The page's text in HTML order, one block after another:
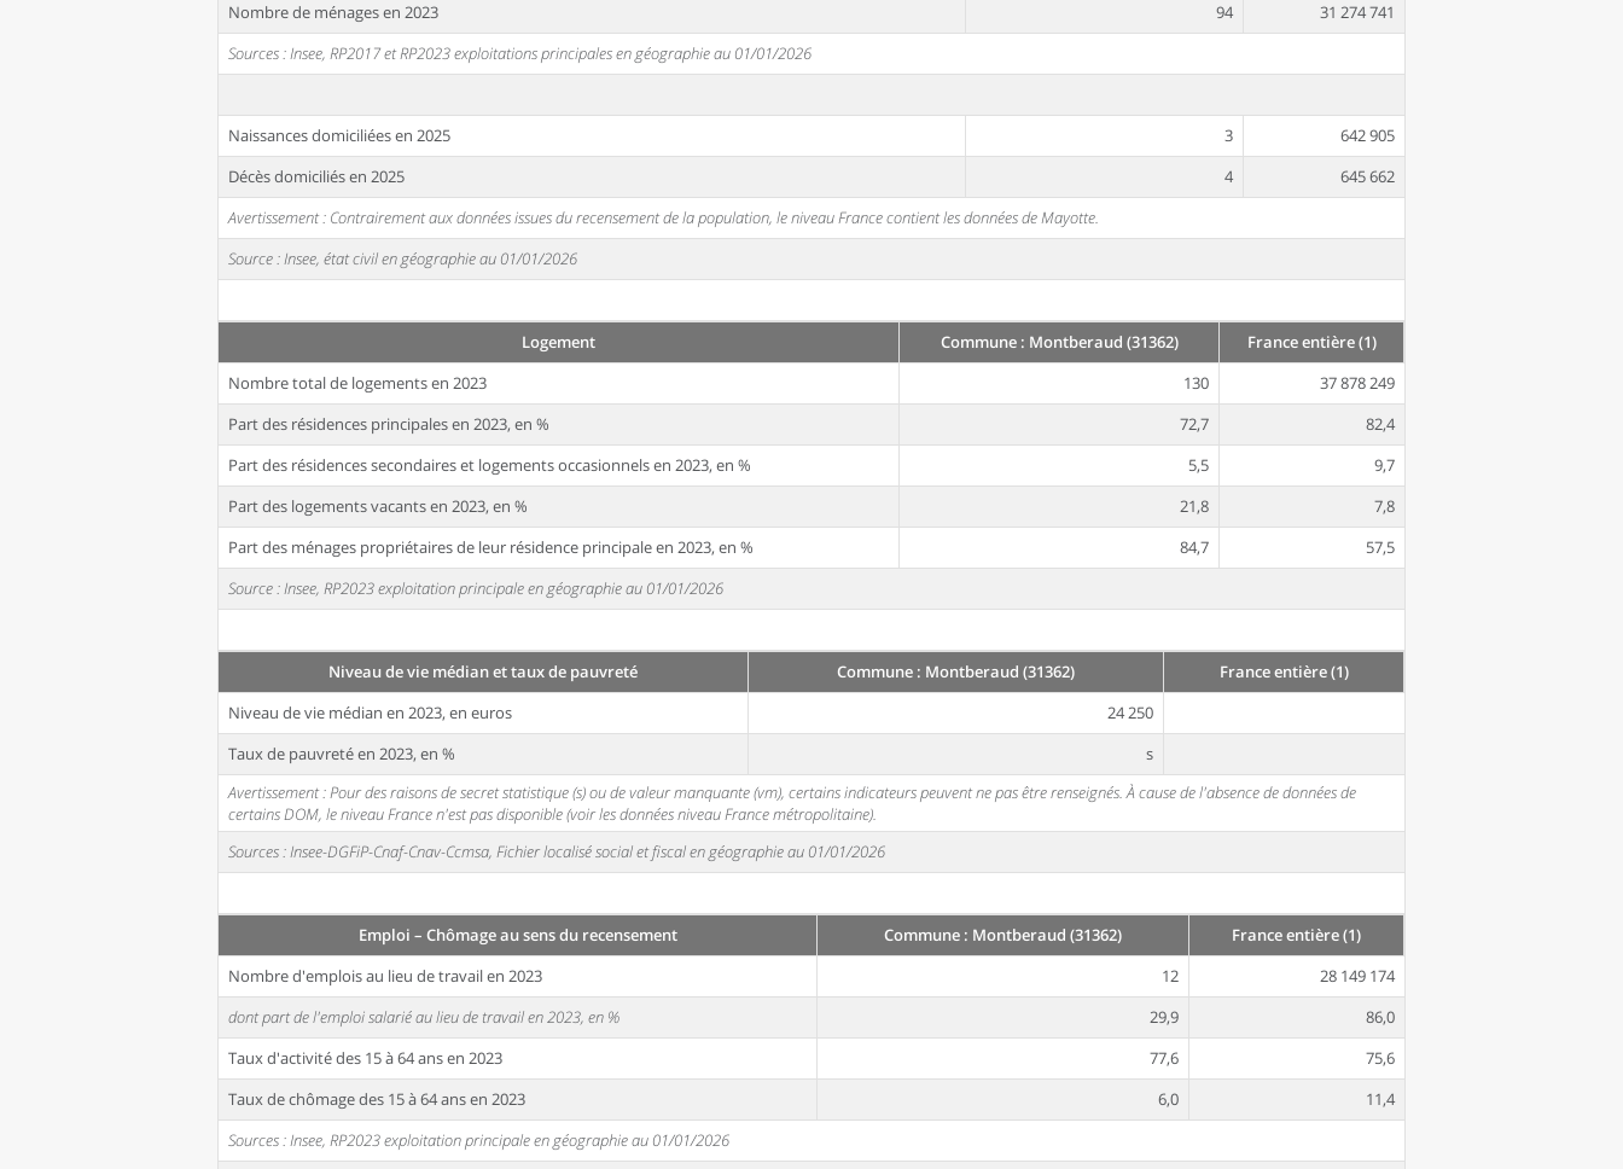
Nombre de ménages en 2023
94
31 274 741
Sources : Insee, RP2017 et RP2023 exploitations principales en géographie au 01/01/2026
Naissances domiciliées en 2025 3
642 905
Décès domiciliés en 2025
4
645 662
Avertissement : Contrairement aux données issues du recensement de la population, le niveau France contient les données de Mayotte.
Source : Insee, état civil en géographie au 01/01/2026
Logement Commune : Montberaud (31362)
France entière (1)
Nombre total de logements en 2023
130
37 878 249
Part des résidences principales en 2023, en %
72,7
82,4
Part des résidences secondaires et logements occasionnels en 2023, en %
5,5
9,7
Part des logements vacants en 2023, en %
21,8
7,8
Part des ménages propriétaires de leur résidence principale en 2023, en %
84,7
57,5
Source : Insee, RP2023 exploitation principale en géographie au 01/01/2026
Niveau de vie médian et taux de pauvreté Commune : Montberaud (31362)
France entière (1)
Niveau de vie médian en 2023, en euros
24 250
Taux de pauvreté en 2023, en %
s
Avertissement : Pour des raisons de secret statistique (s) ou de valeur manquante (vm), certains indicateurs peuvent ne pas être renseignés. À cause de l'absence de données de
certains DOM, le niveau France n'est pas disponible (voir les données niveau France métropolitaine).
Sources : Insee-DGFiP-Cnaf-Cnav-Ccmsa, Fichier localisé social et fiscal en géographie au 01/01/2026
Emploi – Chômage au sens du recensement Commune : Montberaud (31362)
France entière (1)
Nombre d'emplois au lieu de travail en 2023
12
28 149 174
dont part de l'emploi salarié au lieu de travail en 2023, en %
29,9
86,0
Taux d'activité des 15 à 64 ans en 2023
77,6
75,6
Taux de chômage des 15 à 64 ans en 2023
6,0
11,4
Sources : Insee, RP2023 exploitation principale en géographie au 01/01/2026